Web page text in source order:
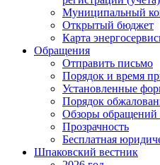
Муниципальный
Открытый бюджет
Карта
Обращения
Отправить письмо
Порядок и время
Установленные
Порядок
Обзоры обращений
Прозрачность
Бесплатная
Шпаковский вестник